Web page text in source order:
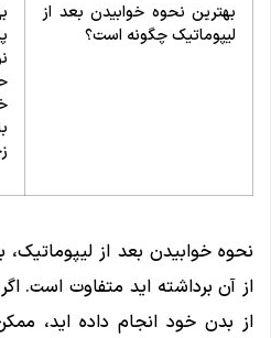
بهترین نحوه خوابیدن بعد از
لیپوماتیک چگونه است؟
نحوه خوابیدن بعد از
از آن برداشته اید متفاوت است.
از بدن خود انجام داده اید،